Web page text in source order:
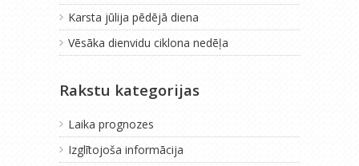
Karsta jūlija pēdējā diena
Vēsāka dienvidu ciklona nedēļa
Rakstu kategorijas
Laika prognozes
Izglītojoša informācija